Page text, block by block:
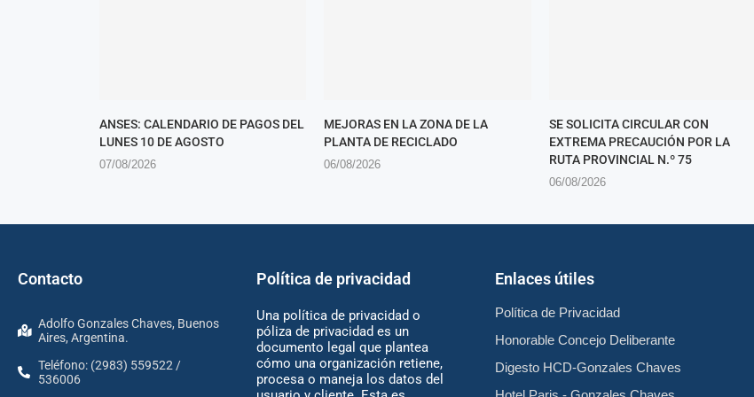
ANSES: CALENDARIO DE PAGOS DEL
LUNES 10 DE AGOSTO
07/08/2026
MEJORAS EN LA ZONA DE LA
PLANTA DE RECICLADO
06/08/2026
SE SOLICITA CIRCULAR CON
EXTREMA PRECAUCIÓN POR LA
RUTA PROVINCIAL N.º 75
06/08/2026
Contacto
Adolfo Gonzales Chaves, Buenos
Aires, Argentina.
Teléfono: (2983) 559522 /
536006
Política de privacidad
Una política de privacidad o
póliza de privacidad es un
documento legal que plantea
cómo una organización retiene,
procesa o maneja los datos del
Enlaces útiles
Política de Privacidad
Honorable Concejo Deliberante
Digesto HCD-Gonzales Chaves